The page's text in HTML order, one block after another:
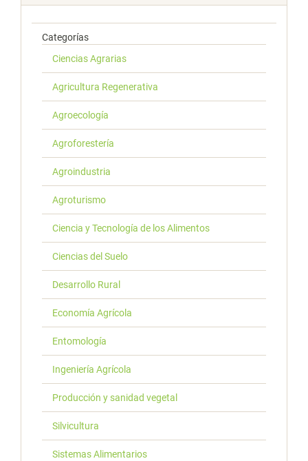
Categorías
Ciencias Agrarias
Agricultura Regenerativa
Agroecología
Agroforestería
Agroindustria
Agroturismo
Ciencia y Tecnología de los Alimentos
Ciencias del Suelo
Desarrollo Rural
Economía Agrícola
Entomología
Ingeniería Agrícola
Producción y sanidad vegetal
Silvicultura
Sistemas Alimentarios